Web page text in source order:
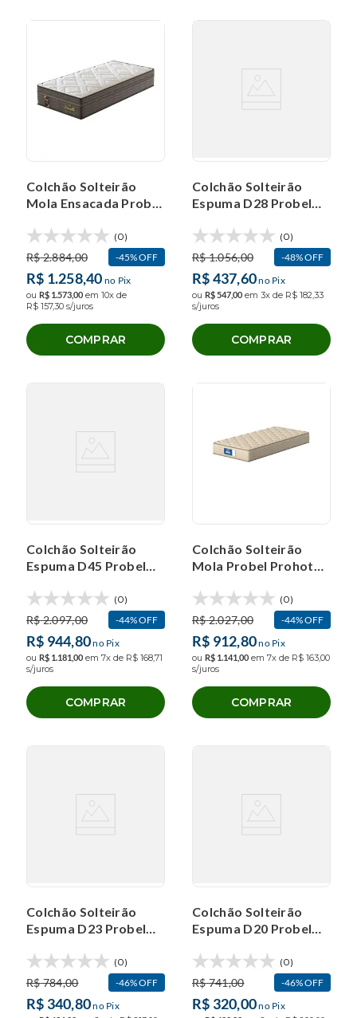
Colchão Solteirão
Mola Ensacada Probel
(100x200x30cm)
(0)
R$2.884,00 45%OFF
R$ 1.258,40 no Pix
ou R$ 1.57300 em 10x de
R$ 157,30 s/juros
COMPRAR
Colchão Solteirão
Espuma D28 Probel
(100x200x14cm)
(0)
R$1.056,00 48%OFF
R$437,60no Pix
ou R$54700 em 3x de R$ 182,33
s/juros
COMPRAR
Colchão Solteirão
Espuma D45 Probel
(100x200x20cm)
(0)
R$2.097,00 44%OFF
R$ 944,80no Pix
ou R$ 1.181 00 em 7x de R$ 168,71
s/juros
COMPRAR
Colchão Solteirão
Mola Probel Prohotel
(0)
R$2.027,00 44%OFF
R$ 912,80no Pix
ou R$ 1.141 00 em 7x de R$ 163,00
s/juros
COMPRAR
Colchão Solteirão
Espuma D23 Probel
(100x200x12cm)
(0)
R$784,00 46%OFF
R$ 340,80no Pix
Colchão Solteirão
Espuma D20 Probel
(100x200x12cm)
(0)
R$741,00 46%OFF
R$ 320,00no Pix